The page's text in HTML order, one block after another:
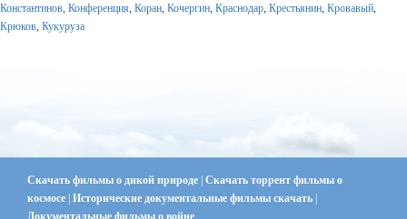
Константинов, Конференция, Коран, Кочергин, Краснодар, Крестьянин, Кровавый,
Крюков, Кукуруза
Скачать фильмы о дикой природе | Скачать торрент фильмы о
космосе | Исторические документальные фильмы скачать |
Документальные фильмы о войне